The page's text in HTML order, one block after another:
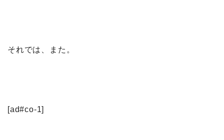
それでは、また。
[ad#co-1]